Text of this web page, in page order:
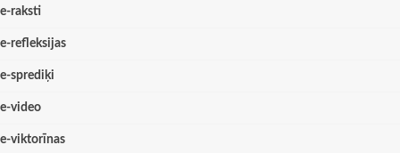
e-raksti
e-refleksijas
e-sprediķi
e-video
e-viktorīnas